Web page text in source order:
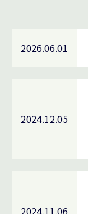
2026.06.01
2024.12.05